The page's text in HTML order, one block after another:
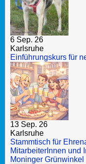
6 Sep. 26
Karlsruhe
Einführungskurs für
13 Sep. 26
Karlsruhe
Stammtisch für
MitarbeiterInnen und
Moninger Grünwinkel